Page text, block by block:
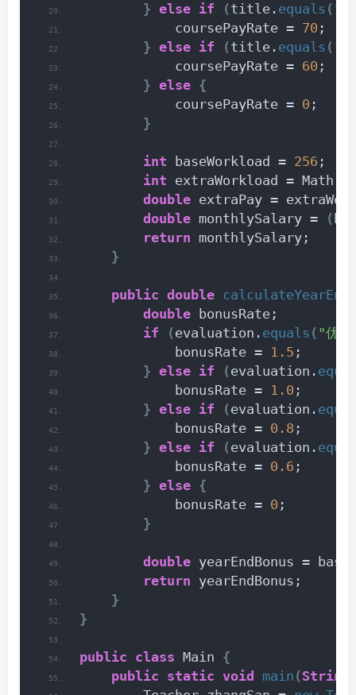
} else if (title. equals ( "
            coursePayRate =
70 ;
} else if (title. equals ( "
            coursePayRate =
60 ;
} else {
            coursePayRate =
0 ;
}
int baseWorkload = 256 ;
int extraWorkload = Math.
double extraPay =
double monthlySalary = (
return monthlySalary;
}
public double
double bonusRate;
if
(evaluation. equals ( "优
            bonusRate =
1.5 ;
} else if (evaluation.
            bonusRate =
1.0 ;
} else if (evaluation.
            bonusRate =
0.8 ;
} else if (evaluation.
            bonusRate =
0.6 ;
} else {
            bonusRate =
0 ;
}
double yearEndBonus =
return yearEndBonus;
}
}
public class Main {
public static void main (String